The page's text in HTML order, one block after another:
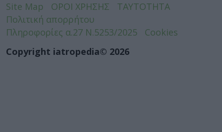
Site Map ΟΡΟΙ ΧΡΗΣΗΣ
ΤΑΥΤΟΤΗΤΑ
Πολιτική απορρήτου
Πληροφορίες α.27 Ν.5253/2025
Cookies
Copyright iatropedia© 2026